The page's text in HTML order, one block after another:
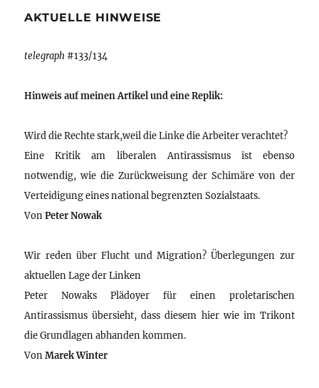
AKTUELLE HINWEISE
telegraph #133/134
Hinweis auf meinen Artikel und eine Replik:
Wird die Rechte stark,weil die Linke die Arbeiter verachtet?
Eine Kritik am liberalen Antirassismus ist ebenso
notwendig, wie die Zurückweisung der Schimäre von der
Verteidigung eines national begrenzten Sozialstaats.
VonPeter Nowak
Wir reden über Flucht und Migration? Überlegungen zur
aktuellen Lage der Linken
Peter Nowaks Plädoyer für einen proletarischen
Antirassismus übersieht, dass diesem hier wie im Trikont
die Grundlagen abhanden kommen.
VonMarek Winter